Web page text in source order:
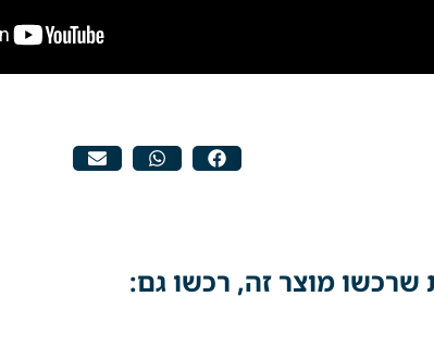
שרכשו מוצר זה, רכשו גם: